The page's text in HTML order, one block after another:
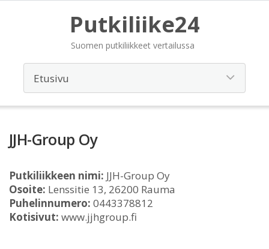
Putkiliike24
Suomen putkiliikkeet vertailussa
JJH-Group Oy
Putkiliikkeen nimi: JJH-Group Oy
Osoite: Lenssitie 13, 26200 Rauma
Puhelinnumero: 0443378812
Kotisivut: www.jjhgroup.fi